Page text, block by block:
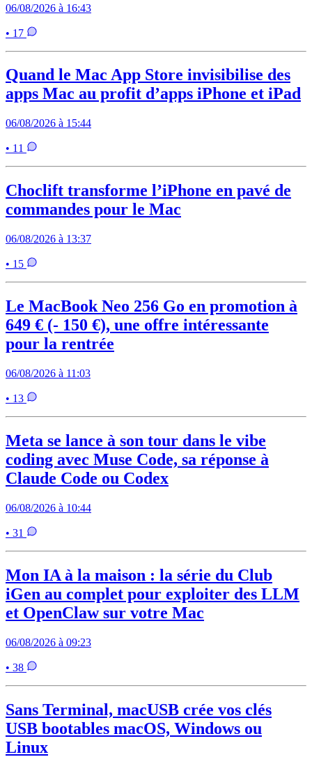
06/08/2026 à 16:43
• 17
Quand le Mac App Store invisibilise des
apps Mac au profit d’apps iPhone et iPad
06/08/2026 à 15:44
• 11
Choclift transforme l’iPhone en pavé de
commandes pour le Mac
06/08/2026 à 13:37
• 15
Le MacBook Neo 256 Go en promotion à
649 € (- 150 €), une offre intéressante
pour la rentrée
06/08/2026 à 11:03
• 13
Meta se lance à son tour dans le vibe
coding avec Muse Code, sa réponse à
Claude Code ou Codex
06/08/2026 à 10:44
• 31
Mon IA à la maison : la série du Club
iGen au complet pour exploiter des LLM
et OpenClaw sur votre Mac
06/08/2026 à 09:23
• 38
Sans Terminal, macUSB crée vos clés
USB bootables macOS, Windows ou
Linux